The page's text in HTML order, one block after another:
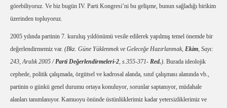
görebiliyoruz. Ve biz bugün IV. Parti Kongresi’ni bu gelişme, bunun sağladığı birikim
üzerinden topluyoruz.
2005 yılında partinin 7. kuruluş yıldönümü vesile edilerek yapılmış temel önemde bir
değerlendirmemiz var. (Bkz. Güne Yüklenmek ve Geleceğe Hazırlanmak, Ekim, Sayı:
243, Aralık 2005 /Parti Değerlendirmeleri-2, s.355-371- Red.). Burada ideolojik
cephede, politik çalışmada, örgütsel ve kadrosal alanda, sınıf çalışması alanında vb.,
partinin o günkü genel durumu ortaya konuluyor, sorunlar saptanıyor, müdahale
alanları tanımlanıyor. Kamuoyu önünde üstünlüklerimiz kadar yetersizliklerimiz ve